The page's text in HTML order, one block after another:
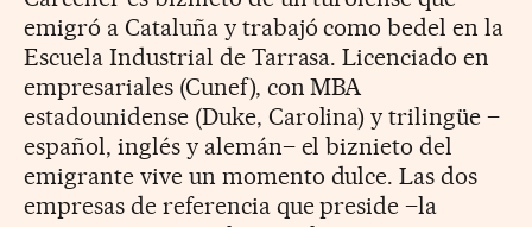
emigró a Cataluña y trabajó como bedel en la
Escuela Industrial de Tarrasa. Licenciado en
empresariales (Cunef), con MBA
estadounidense (Duke, Carolina) y trilingüe –
español, inglés y alemán– el biznieto del
emigrante vive un momento dulce. Las dos
empresas de referencia que preside –la